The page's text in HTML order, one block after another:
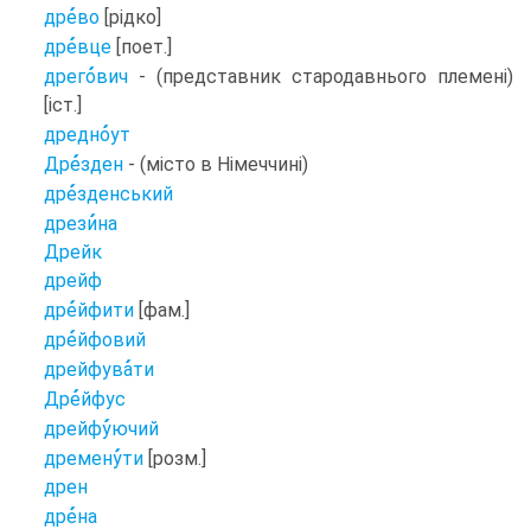
древо [рідко]
древце [поет.]
дрегович - (представник стародавнього племені)
[іст.]
дредноут
Дрезден - (місто в Німеччині)
дрезденський
дрезина
Дрейк
дрейф
дрейфити [фам.]
дрейфовий
дрейфувати
Дрейфус
дрейфуючий
дременути [розм.]
дрен
дрена